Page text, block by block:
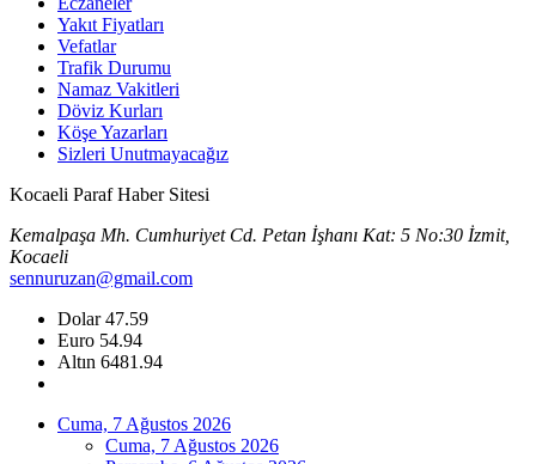
Yakıt Fiyatları
Vefatlar
Trafik Durumu
Namaz Vakitleri
Döviz Kurları
Köşe Yazarları
Sizleri Unutmayacağız
Kocaeli Paraf Haber Sitesi
Kemalpaşa Mh. Cumhuriyet Cd. Petan İşhanı Kat: 5 No:30 İzmit,
Kocaeli
sennuruzan@gmail.com
Dolar47.59
Euro 54.94
Altın 6481.94
Cuma, 7 Ağustos 2026
Cuma, 7 Ağustos 2026